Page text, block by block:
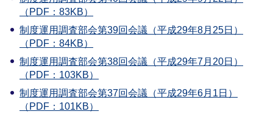
（PDF：83KB）
制度運用調査部会第39回会議（平成29年8月25日）
（PDF：84KB）
制度運用調査部会第38回会議（平成29年7月20日）
（PDF：103KB）
制度運用調査部会第37回会議（平成29年6月1日）
（PDF：101KB）